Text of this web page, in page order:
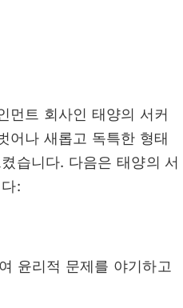
먼트 회사인 태양의 서커
어나 새롭고 독특한 형태
습니다. 다음은 태양의 서
:
윤리적 문제를 야기하고